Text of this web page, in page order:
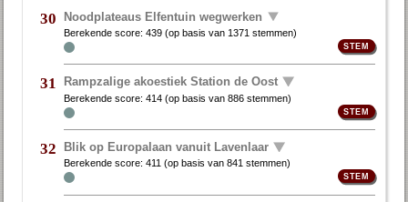
30 Noodplateaus Elfentuin wegwerken
Berekende score:439 (op basis van 1371 stemmen)
31 Rampzalige akoestiek Station de Oost
Berekende score:414 (op basis van886 stemmen)
32 Blik op Europalaan vanuit Lavenlaar
Berekende score:411 (op basis van841 stemmen)